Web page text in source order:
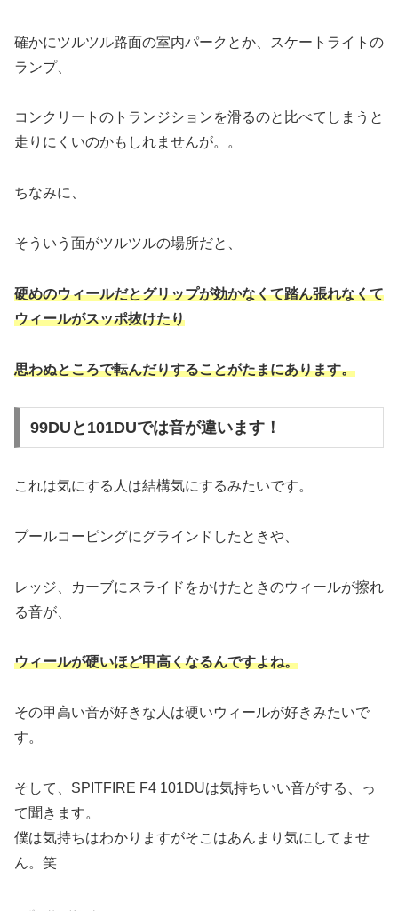
確かにツルツル路面の室内パークとか、スケートライトの
ランプ、
コンクリートのトランジションを滑るのと比べてしまうと
走りにくいのかもしれませんが。。
ちなみに、
そういう面がツルツルの場所だと、
硬めのウィールだとグリップが効かなくて踏ん張れなくて
ウィールがスッポ抜けたり
思わぬところで転んだりすることがたまにあります。
99DUと101DUでは音が違います！
これは気にする人は結構気にするみたいです。
プールコーピングにグラインドしたときや、
レッジ、カーブにスライドをかけたときのウィールが擦れ
る音が、
ウィールが硬いほど甲高くなるんですよね。
その甲高い音が好きな人は硬いウィールが好きみたいで
す。
そして、SPITFIRE F4 101DUは気持ちいい音がする、っ
て聞きます。
僕は気持ちはわかりますがそこはあんまり気にしてませ
ん。笑